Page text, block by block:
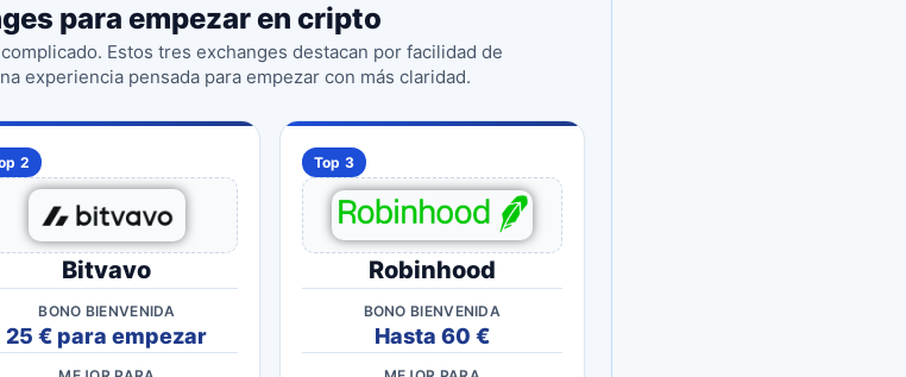
para empezar en cripto
Estos tres exchanges destacan por facilidad de
experiencia pensada para empezar con más claridad.
2
Bitvavo
BONO BIENVENIDA
25 € para empezar
Top 3
Robinhood
BONO BIENVENIDA
Hasta 60 €